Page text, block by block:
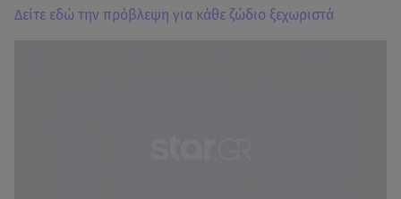
Δείτε εδώ την πρόβλεψη για κάθε ζώδιο ξεχωριστά